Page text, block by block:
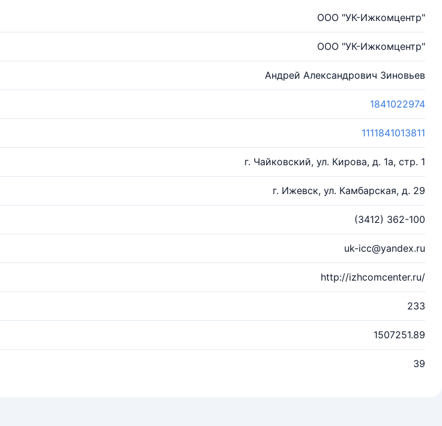
ООО "УК-Ижкомцентр"
ООО "УК-Ижкомцентр"
Андрей Александрович Зиновьев
1841022974
1111841013811
г. Чайковский, ул. Кирова, д. 1а, стр. 1
г. Ижевск, ул. Камбарская, д. 29
(3412) 362-100
uk-icc@yandex.ru
http://izhcomcenter.ru/
233
1507251.89
39